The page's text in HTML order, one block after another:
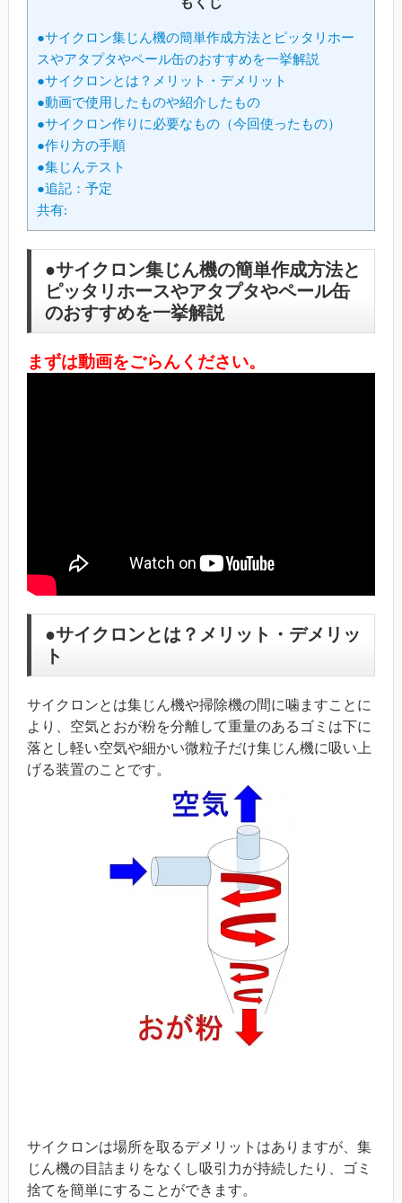
●サイクロン集じん機の簡単作成方法とピッタリホー
スやアタプタやペール缶のおすすめを一挙解説
●サイクロンとは？メリット・デメリット
●動画で使用したものや紹介したもの
●サイクロン作りに必要なもの（今回使ったもの）
●作り方の手順
●集じんテスト
●追記：予定
共有:
●サイクロン集じん機の簡単作成方法と
ピッタリホースやアタプタやペール缶
のおすすめを一挙解説
まずは動画をごらんください。
●サイクロンとは？メリット・デメリッ
ト
サイクロンとは集じん機や掃除機の間に噛ますことに
より、空気とおが粉を分離して重量のあるゴミは下に
落とし軽い空気や細かい微粒子だけ集じん機に吸い上
げる装置のことです。
サイクロンは場所を取るデメリットはありますが、集
じん機の目詰まりをなくし吸引力が持続したり、ゴミ
捨てを簡単にすることができます。